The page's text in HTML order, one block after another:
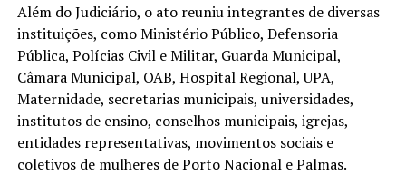
Além do Judiciário, o ato reuniu integrantes de diversas
instituições, como Ministério Público, Defensoria
Pública, Polícias Civil e Militar, Guarda Municipal,
Câmara Municipal, OAB, Hospital Regional, UPA,
Maternidade, secretarias municipais, universidades,
institutos de ensino, conselhos municipais, igrejas,
entidades representativas, movimentos sociais e
coletivos de mulheres de Porto Nacional e Palmas.